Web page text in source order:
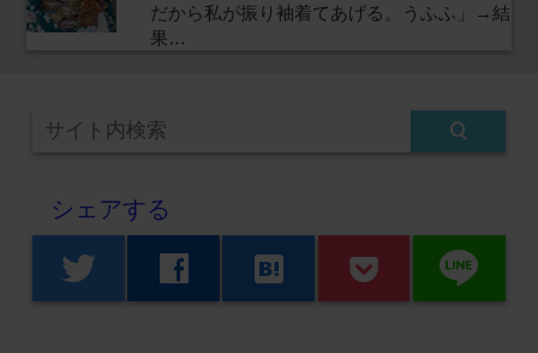
だから私が振り袖着てあげる。うふふ」→結
果…
シェアする
twitter facebook hatenabookmark line